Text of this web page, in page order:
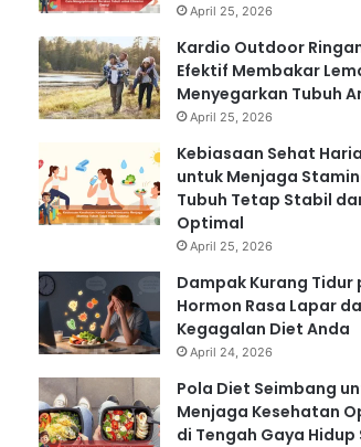
April 25, 2026
Kardio Outdoor
Efektif Membakar
Menyegarkan Tubuh
April 25, 2026
Kebiasaan Sehat
untuk Menjaga
Tubuh Tetap Stabil
Optimal
April 25, 2026
Dampak Kurang Tidur
Hormon Rasa Lapar
Kegagalan Diet Anda
April 24, 2026
Pola Diet Seimbang
Menjaga Kesehatan
di Tengah Gaya Hidup